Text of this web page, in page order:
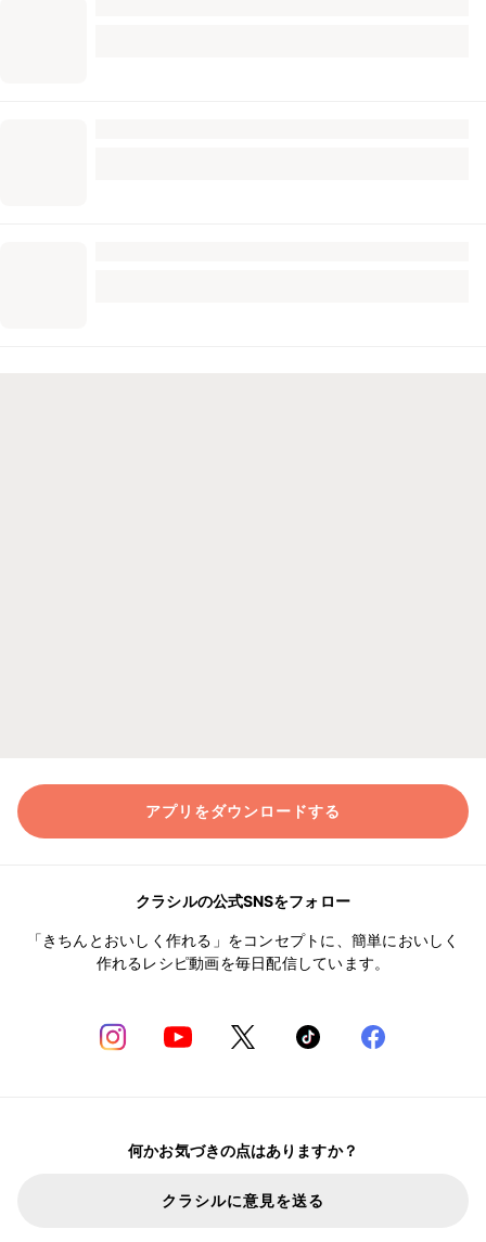
アプリをダウンロードする
クラシルの公式SNSをフォロー
「きちんとおいしく作れる」をコンセプトに、簡単においしく
作れるレシピ動画を毎日配信しています。
何かお気づきの点はありますか？
クラシルに意見を送る